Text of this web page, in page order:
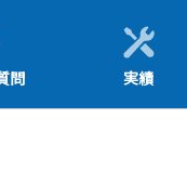
問 実績